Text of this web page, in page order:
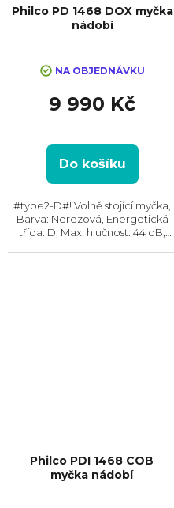
Philco PD 1468 DOX myčka
nádobí
NA OBJEDNÁVKU
9 990 Kč
Do košíku
#type2-D#! Volně stojící myčka,
Barva: Nerezová, Energetická
třída: D, Max. hlučnost: 44 dB,
Philco PDI 1468 COB
myčka nádobí